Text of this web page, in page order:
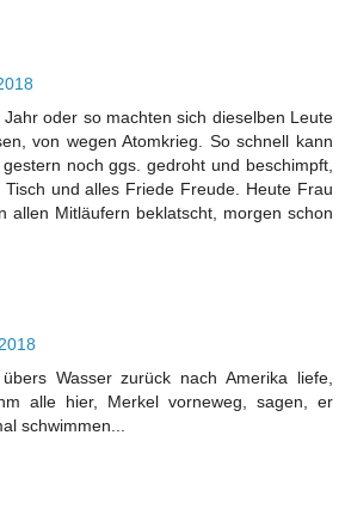
oder so machten sich dieselben Leute
von wegen Atomkrieg. So schnell kann
noch ggs. gedroht und beschimpft,
und alles Friede Freude. Heute Frau
allen Mitläufern beklatscht, morgen schon
Wasser zurück nach Amerika liefe,
alle hier, Merkel vorneweg, sagen, er
schwimmen...